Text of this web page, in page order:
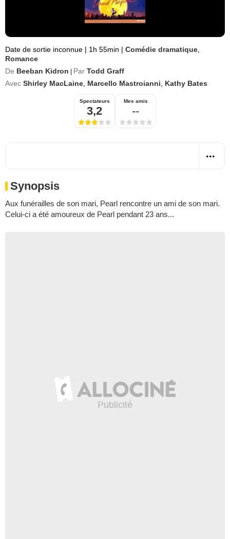
Date de sortie inconnue | 1h 55min | Comédie dramatique
Romance
De Beeban Kidron Par Todd Graff
Avec Shirley MacLaine Marcello Mastroianni Kathy Bates
Spectateurs
3,2
Mes amis
--
Synopsis
Aux funérailles de son mari, Pearl rencontre un ami de son mari.
Celui-ci a été amoureux de Pearl pendant 23 ans...